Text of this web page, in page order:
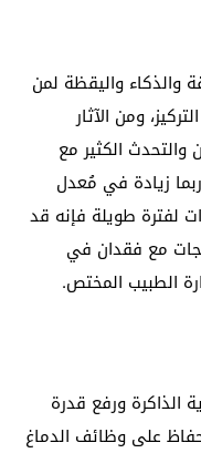
والذكاء واليقظة لمن
ومن الآثار
والتحدث الكثير مع
زيادة في مُعدل
لفترة طويلة فإنه قد
مع فقدان في
الطبيب المختص.
الذاكرة ورفع قدرة
على وظائف الدماغ